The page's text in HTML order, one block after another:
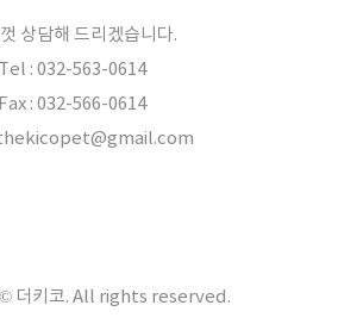
상담해 드리겠습니다.
Tel : 032-563-0614
Fax : 032-566-0614
더키코. All rights reserved.